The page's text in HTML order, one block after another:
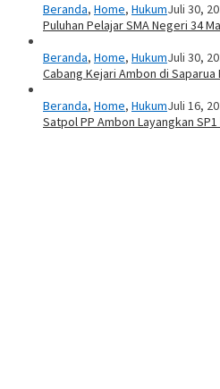
Beranda, Home, HukumJuli 30,
Puluhan Pelajar SMA Negeri 34
Beranda, Home, HukumJuli 30,
Cabang Kejari Ambon di
Beranda, Home, HukumJuli 16,
Satpol PP Ambon Layangkan